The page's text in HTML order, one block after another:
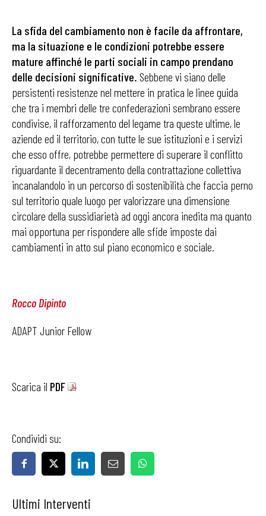
La sfida del cambiamento non è facile da affrontare,
ma la situazione e le condizioni potrebbe essere
mature affinché le parti sociali in campo prendano
delle decisioni significative. Sebbene vi siano delle
persistenti resistenze nel mettere in pratica le linee guida
che tra i membri delle tre confederazioni sembrano essere
condivise, il rafforzamento del legame tra queste ultime, le
aziende ed il territorio, con tutte le sue istituzioni e i servizi
che esso offre, potrebbe permettere di superare il conflitto
riguardante il decentramento della contrattazione collettiva
incanalandolo in un percorso di sostenibilità che faccia perno
sul territorio quale luogo per valorizzare una dimensione
circolare della sussidiarietà ad oggi ancora inedita ma quanto
mai opportuna per rispondere alle sfide imposte dai
cambiamenti in atto sul piano economico e sociale.
Rocco Dipinto
ADAPT Junior Fellow
Scarica il PDF
Condividi su:
Ultimi Interventi